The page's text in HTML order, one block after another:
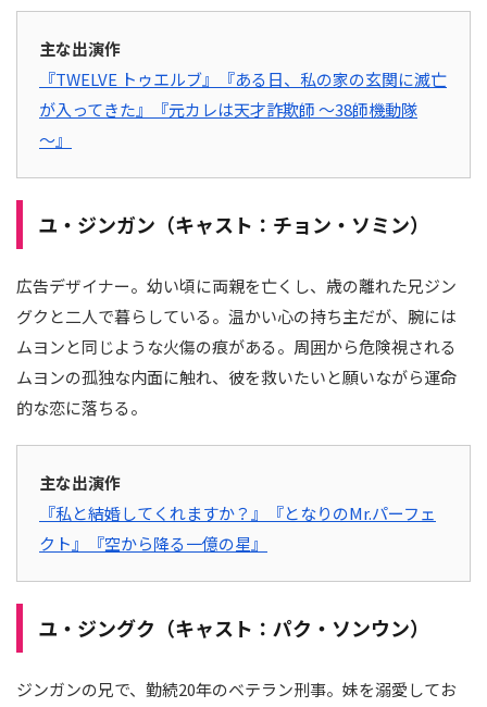
主な出演作
『TWELVE トゥエルブ』
『ある日、私の家の玄関に滅亡
が入ってきた』
『元カレは天才詐欺師 ～38師機動隊
～』
ユ・ジンガン（キャスト：チョン・ソミン）
広告デザイナー。幼い頃に両親を亡くし、歳の離れた兄ジン
グクと二人で暮らしている。温かい心の持ち主だが、腕には
ムヨンと同じような火傷の痕がある。周囲から危険視される
ムヨンの孤独な内面に触れ、彼を救いたいと願いながら運命
的な恋に落ちる。
主な出演作
『私と結婚してくれますか？』
『となりのMr.パーフェ
クト』
『空から降る一億の星』
ユ・ジングク（キャスト：パク・ソンウン）
ジンガンの兄で、勤続20年のベテラン刑事。妹を溺愛してお